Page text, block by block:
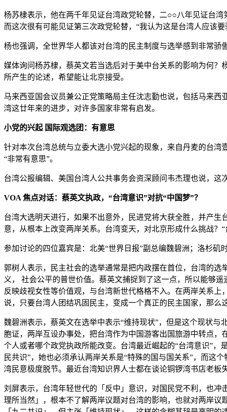
杨苏棣表示，他在两千年见证台湾政党轮替，二○○八年见证台
而这次很有可能见证第三次政党轮替，“我认为这是台湾人应该要
杨也强调，全世界华人都该对台湾的民主制度与选举感到非常骄
媒体询问杨苏棣，蔡英文若当选后对于美中台关系的影响为何
所产生的论述，希望能让北京接受。
马来西亚国会议员兼公正党策略局主任沈志勤也说，包括马来
湾这廿年来的进步，对许多国家非常有启发。
小党的兴起 国际观选团：有意思
针对本次台湾总统与立委大选小党兴起的现象，来自丹麦的台湾
“非常有意思”。
台湾公报编辑、美国台湾人公共事务会资深顾问韦杰理也说，
VOA 焦点对话：蔡英文执政，“台湾意识”对抗“中国梦”？
台湾大选明天进行，如果不出意外，民进党将大获全胜，并产
意，从根本上改变两岸关系。台湾变天，对北京形成什么挑战？
参加讨论的四位嘉宾是：北美“世界日报”副总编魏碧洲；洛杉矶
郭树人表示，民主社会的选举通常是把内政摆在首位，台湾的
义， 社会公平的普世价值。蔡英文捕捉到了这一点，所以能够
反映歧视女性等价值观，与台湾新世代格格不入。在两岸关系
说，只要台湾人团结巩固民主，变成一个真正的民主国家，那么
魏碧洲表示，蔡英文在选举中表示“维持现状”，但是这个现状
胞证，两岸互设办事处，把台湾作为中国游客出国旅游中转点
个人或者哪个政党执政所能改变。台湾最近崛起的“台湾意识”
民共识”，她也必须承认两岸关系是“特殊的国与国关系”，而这
湾民意极度脱节。最近台湾知识界人士都在谈论铜锣湾书店老板
刘屏表示，台湾年轻世代的「反中」意识，对国民党不利，也
理所当然」，根本不了解两岸议题对台湾的影响，也就对两岸